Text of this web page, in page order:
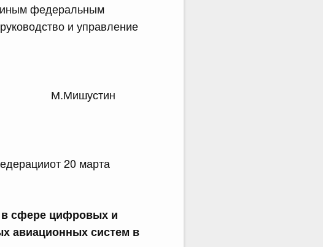
иным федеральным
и управление
М.Мишустин
20 марта
сфере цифровых и
авиационных систем в